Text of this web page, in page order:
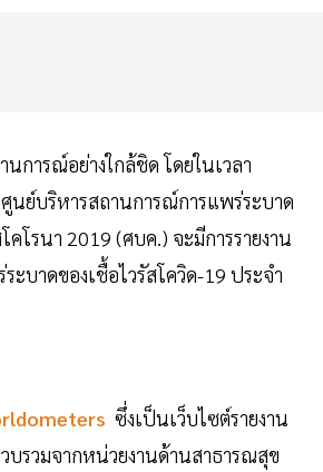
การณ์อย่างใกล้ชิด โดยในเวลา
นย์บริหารสถานการณ์การแพร่ระบาด
คโรนา 2019 (ศบค.) จะมีการรายงาน
ะบาดของเชื้อไวรัสโควิด-19 ประจำ
ซึ่งเป็นเว็บไซต์รายงาน
บรวมจากหน่วยงานด้านสาธารณสุข